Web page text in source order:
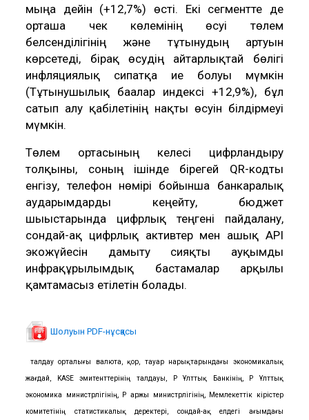
мыңға дейін (+12,7%) өсті. Екі сегментте де
орташа чек көлемінің өсуі төлем
белсенділігінің және тұтынудың артуын
көрсетеді, бірақ өсудің айтарлықтай бөлігі
инфляциялық сипатқа ие болуы мүмкін
(Тұтынушылық бағалар индексі +12,9%), бұл
сатып алу қабілетінің нақты өсуін білдірмеуі
мүмкін.
Төлем ортасының келесі цифрландыру
толқыны, соның ішінде бірегей QR-кодты
енгізу, телефон нөмірі бойынша банкаралық
аударымдарды кеңейту, бюджет
шығыстарында цифрлық теңгені пайдалану,
сондай-ақ цифрлық активтер мен ашық API
экожүйесін дамыту сияқты ауқымды
инфрақұрылымдық бастамалар арқылы
қамтамасыз етілетін болады.
Шолуын PDF-нұсқасы
ҚҚҚ талдау орталығы валюта, қор, тауар нарықтарындағы экономикалық
жағдай, KASE эмитенттерінің талдауы, ҚР Ұлттық Банкінің, ҚР Ұлттық
экономика министрлігінің, ҚР Қаржы министрлігінің, Мемлекеттік кірістер
комитетінің статистикалық деректері, сондай-ақ елдегі ағымдағы